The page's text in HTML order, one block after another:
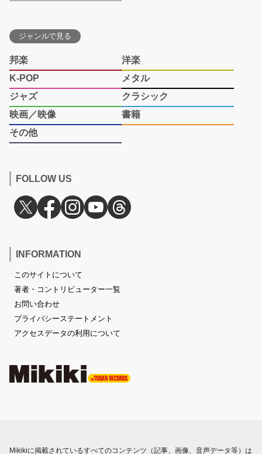
ジャンルで見る
邦楽
洋楽
K-POP
メタル
ジャズ
クラシック
映画／映像
書籍
その他
FOLLOW US
INFORMATION
このサイトについて
著者・コントリビューター一覧
お問い合わせ
プライバシーステートメント
アクセスデータの利用について
Mikikiに掲載されているすべてのコンテンツ（記事、画像、音声データ等）は